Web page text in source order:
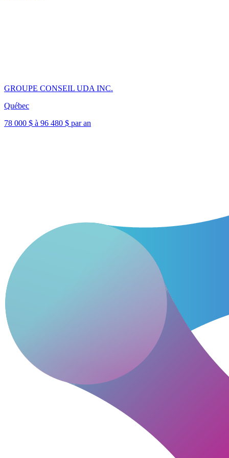
GROUPE CONSEIL UDA INC.
Québec
78 000 $ à 96 480 $ par an